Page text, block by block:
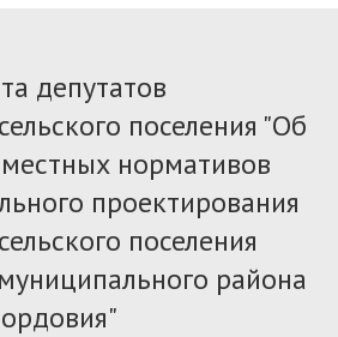
депутатов
поселения "Об
нормативов
проектирования
поселения
района